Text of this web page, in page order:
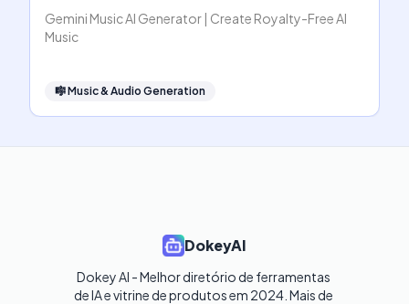
Gemini Music AI Generator | Create Royalty-Free AI
Music
🎼Music & Audio Generation
DokeyAI
Dokey AI - Melhor diretório de ferramentas
de IA e vitrine de produtos em 2024. Mais de